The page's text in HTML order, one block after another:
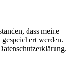
dass meine
werden.
.